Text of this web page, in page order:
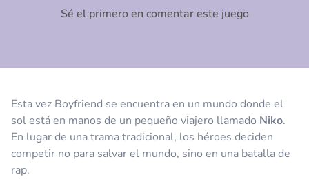
Esta vez Boyfriend se encuentra en un mundo donde el
sol está en manos de un pequeño viajero llamado Niko.
En lugar de una trama tradicional, los héroes deciden
competir no para salvar el mundo, sino en una batalla de
rap.
Sé el primero en comentar este juego